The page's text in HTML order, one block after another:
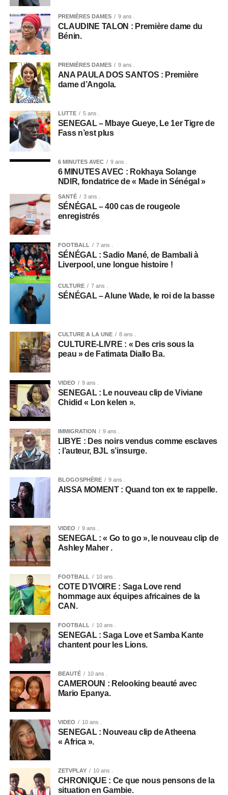
PREMIÈRES DAMES 9 ans .
CLAUDINE TALON : Première dame du
Bénin.
PREMIÈRES DAMES 9 ans .
ANA PAULA DOS SANTOS : Première
dame d’Angola.
LUTTE 5 ans .
SENEGAL – Mbaye Gueye, Le 1er Tigre de
Fass n’est plus
6 MINUTES AVEC 9 ans .
6 MINUTES AVEC : Rokhaya Solange
NDIR, fondatrice de « Made in Sénégal »
SANTÉ 3 ans .
SÉNÉGAL – 400 cas de rougeole
enregistrés
FOOTBALL 7 ans .
SÉNÉGAL : Sadio Mané, de Bambali à
Liverpool, une longue histoire !
CULTURE 7 ans .
SÉNÉGAL – Alune Wade, le roi de la basse
CULTURE A LA UNE 8 ans .
CULTURE-LIVRE : « Des cris sous la
peau » de Fatimata Diallo Ba.
VIDEO 9 ans .
SENEGAL : Le nouveau clip de Viviane
Chidid « Lon kelen ».
IMMIGRATION 9 ans .
LIBYE : Des noirs vendus comme esclaves
: l’auteur, BJL s’insurge.
BLOGOSPHÈRE 9 ans .
AISSA MOMENT : Quand ton ex te rappelle.
VIDEO 9 ans .
SENEGAL : « Go to go », le nouveau clip de
Ashley Maher .
FOOTBALL 10 ans .
COTE D’IVOIRE : Saga Love rend
hommage aux équipes africaines de la
CAN.
FOOTBALL 10 ans .
SENEGAL : Saga Love et Samba Kante
chantent pour les Lions.
BEAUTÉ 10 ans .
CAMEROUN : Relooking beauté avec
Mario Epanya.
VIDEO 10 ans .
SENEGAL : Nouveau clip de Atheena
« Africa ».
ZETVPLAY 10 ans .
CHRONIQUE : Ce que nous pensons de la
situation en Gambie.